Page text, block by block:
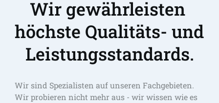
Wir gewährleisten
höchste Qualitäts- und
Leistungsstandards.
Wir sind Spezialisten auf unseren Fachgebieten.
Wir probieren nicht mehr aus - wir wissen wie es